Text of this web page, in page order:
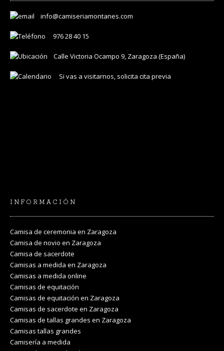
info@camiseriamontanes.com
976 28 40 15
Calle Victoria Ocampo 9, Zaragoza (España)
Si vas a visitarnos, solicita cita previa
INFORMACIÓN
Camisa de ceremonia en Zaragoza
Camisa de novio en Zaragoza
Camisa de sacerdote
Camisas a medida en Zaragoza
Camisas a medida online
Camisas de equitación
Camisas de equitación en Zaragoza
Camisas de sacerdote en Zaragoza
Camisas de tallas grandes en Zaragoza
Camisas tallas grandes
Camisería a medida